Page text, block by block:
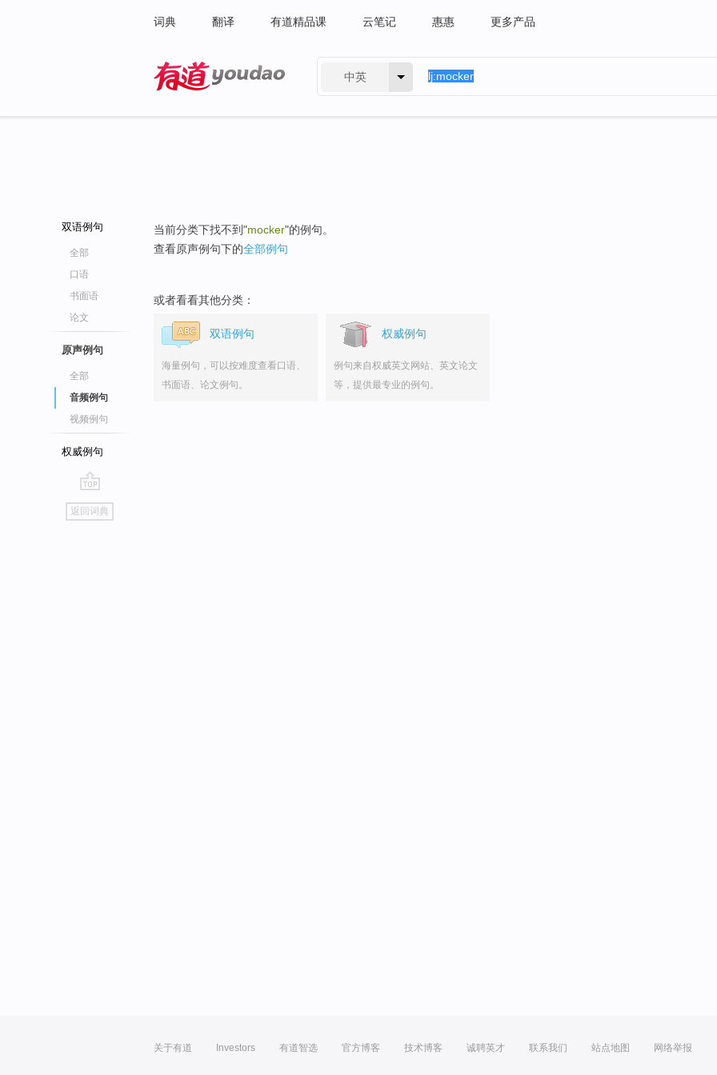
词典 翻译 有道精品课 云笔记 惠惠 更多产品
中英
双语例句
全部
口语
书面语
论文
原声例句
全部
音频例句
视频例句
权威例句
go
top
返回词典
当前分类下找不到"mocker"的例句。
查看原声例句下的全部例句
或者看看其他分类：
双语例句
海量例句，可以按难度查看口语、
书面语、论文例句。
权威例句
例句来自权威英文网站、英文论文
等，提供最专业的例句。
关于有道 Investors 有道智选 官方博客 技术博客 诚聘英才 联系我们 站点地图 网络举报